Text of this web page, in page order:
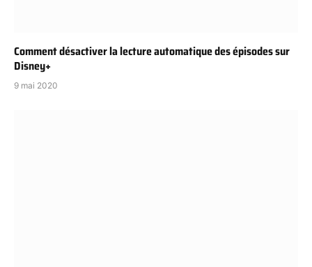
Comment désactiver la lecture automatique des épisodes sur
Disney+
9 mai 2020